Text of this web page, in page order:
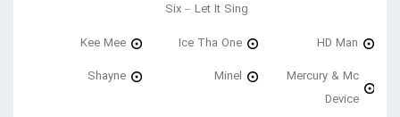
Six – Let It Sing
HD Man
Ice Tha One
Kee Mee
Mercury & Mc
Device
Minel
Shayne